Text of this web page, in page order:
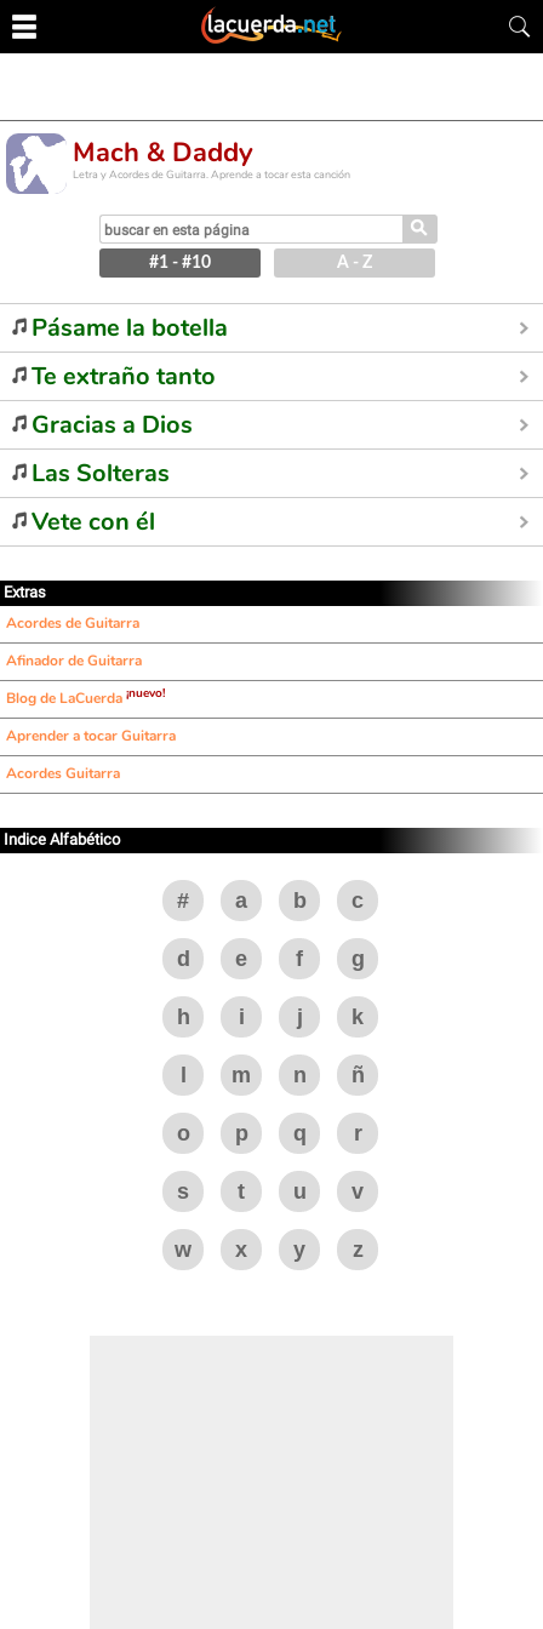
Mach & Daddy
Letra y Acordes de Guitarra. Aprende a tocar esta canción
⚲
#1 - #10 A - Z
Pásame la botella
Te extraño tanto
Gracias a Dios
Las Solteras
Vete con él
Extras
Acordes de Guitarra
Afinador de Guitarra
Blog de LaCuerda ¡nuevo!
Aprender a tocar Guitarra
Acordes Guitarra
Indice Alfabético
# a b c
d e f g
h i j k
m n ñ
o p q r
s t u v
w x y z